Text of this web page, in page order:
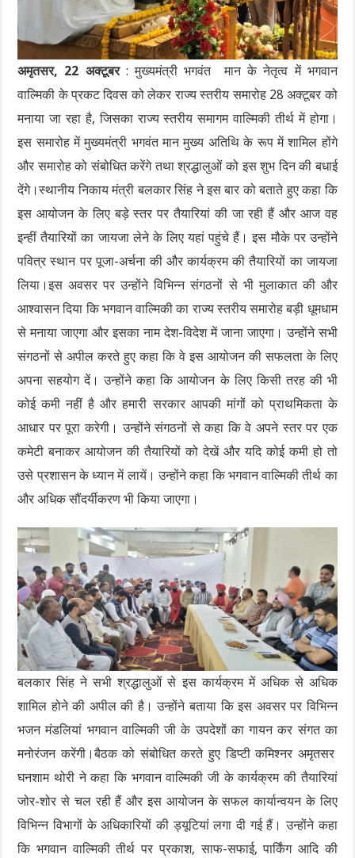
अमृतसर, 22 अक्टूबर: मुख्यमंत्री भगवंत मान के नेतृत्व में भगवान
वाल्मिकी के प्रकट दिवस को लेकर राज्य स्तरीय समारोह 28 अक्टूबर को
मनाया जा रहा है, जिसका राज्य स्तरीय समागम वाल्मिकी तीर्थ में होगा।
इस समारोह में मुख्यमंत्री भगवंत मान मुख्य अतिथि के रूप में शामिल होंगे
और समारोह को संबोधित करेंगे तथा श्रद्धालुओं को इस शुभ दिन की बधाई
देंगे।स्थानीय निकाय मंत्री बलकार सिंह ने इस बार को बताते हुए कहा कि
इस आयोजन के लिए बड़े स्तर पर तैयारियां की जा रही हैं और आज वह
इन्हीं तैयारियों का जायजा लेने के लिए यहां पहुंचे हैं। इस मौके पर उन्होंने
पवित्र स्थान पर पूजा-अर्चना की और कार्यक्रम की तैयारियों का जायजा
लिया।इस अवसर पर उन्होंने विभिन्न संगठनों से भी मुलाकात की और
आश्वासन दिया कि भगवान वाल्मिकी का राज्य स्तरीय समारोह बड़ी धूमधाम
से मनाया जाएगा और इसका नाम देश-विदेश में जाना जाएगा। उन्होंने सभी
संगठनों से अपील करते हुए कहा कि वे इस आयोजन की सफलता के लिए
अपना सहयोग दें। उन्होंने कहा कि आयोजन के लिए किसी तरह की भी
कोई कमी नहीं है और हमारी सरकार आपकी मांगों को प्राथमिकता के
आधार पर पूरा करेगी। उन्होंने संगठनों से कहा कि वे अपने स्तर पर एक
कमेटी बनाकर आयोजन की तैयारियों को देखें और यदि कोई कमी हो तो
उसे प्रशासन के ध्यान में लायें। उन्होंने कहा कि भगवान वाल्मिकी तीर्थ का
और अधिक सौंदर्यीकरण भी किया जाएगा।
बलकार सिंह ने सभी श्रद्धालुओं से इस कार्यक्रम में अधिक से अधिक
शामिल होने की अपील की है। उन्होंने बताया कि इस अवसर पर विभिन्न
भजन मंडलियां भगवान वाल्मिकी जी के उपदेशों का गायन कर संगत का
मनोरंजन करेंगी।बैठक को संबोधित करते हुए डिप्टी कमिश्नर अमृतसर
घनशाम थोरी ने कहा कि भगवान वाल्मिकी जी के कार्यक्रम की तैयारियां
जोर-शोर से चल रही हैं और इस आयोजन के सफल कार्यान्वयन के लिए
विभिन्न विभागों के अधिकारियों की ड्यूटियां लगा दी गई हैं। उन्होंने कहा
कि भगवान वाल्मिकी तीर्थ पर प्रकाश, साफ-सफाई, पार्किंग आदि की